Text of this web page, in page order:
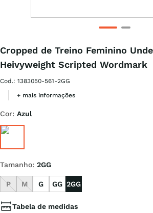
Cropped de Treino Feminino
Heivyweight Scripted Wordmark
Cod.: 1383050-561-2GG
+ mais informações
Cor: Azul
Tamanho: 2GG
P M G GG 2GG
Tabela de medidas